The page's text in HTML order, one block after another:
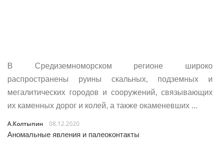
В Средиземноморском регионе широко
распространены руины скальных, подземных и
мегалитических городов и сооружений, связывающих
их каменных дорог и колей, а также окаменевших ...
А.Колтыпин
08.12.2020
Аномальные явления и палеоконтакты